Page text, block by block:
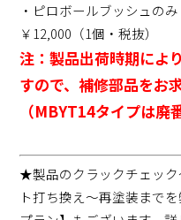
・ピロボールブッシュの
￥12,000（1個・税抜）
注：製品出荷時期によ
すので、補修部品をお
（MBYT14タイプは廃
★製品のクラックチェッ
ト打ち換え～再塗装まで